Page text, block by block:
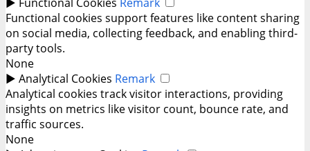
Functional cookies support features like content sharing
on social media, collecting feedback, and enabling third-
party tools.
None
► Analytical Cookies Remark
Analytical cookies track visitor interactions, providing
insights on metrics like visitor count, bounce rate, and
traffic sources.
None